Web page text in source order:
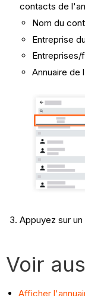
contacts de
Nom du
Entreprise
Entreprises/
Annuaire de
Appuyez sur
Voir
Afficher